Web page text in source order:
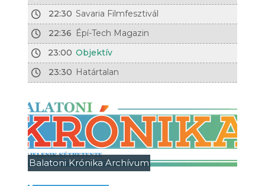
22:30 Savaria Filmfesztivál
22:36 Épí-Tech Magazin
23:00 Objektív
23:30 Határtalan
Balatoni Krónika Archívum